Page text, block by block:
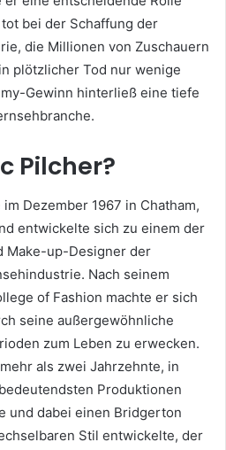
bei der Schaffung der
die Millionen von Zuschauern
plötzlicher Tod nur wenige
Gewinn hinterließ eine tiefe
Pilcher?
Dezember 1967 in Chatham,
entwickelte sich zu einem der
Make-up-Designer der
Nach seinem
of Fashion machte er sich
seine außergewöhnliche
zum Leben zu erwecken.
als zwei Jahrzehnte, in
Produktionen
und dabei einen Bridgerton
Stil entwickelte, der